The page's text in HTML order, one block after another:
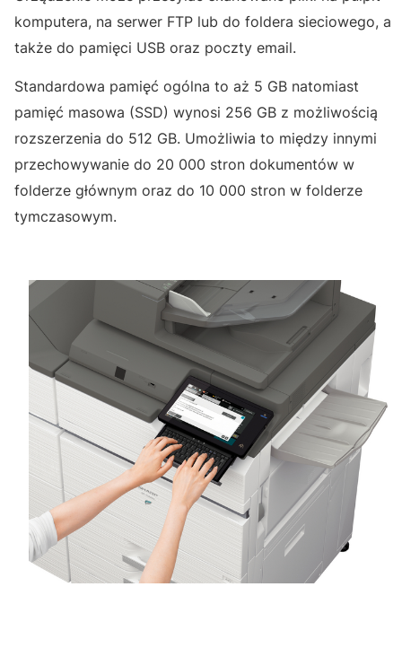
komputera, na serwer FTP lub do foldera sieciowego, a
także do pamięci USB oraz poczty email.
Standardowa pamięć ogólna to aż 5 GB natomiast
pamięć masowa (SSD) wynosi 256 GB z możliwością
rozszerzenia do 512 GB. Umożliwia to między innymi
przechowywanie do 20 000 stron dokumentów w
folderze głównym oraz do 10 000 stron w folderze
tymczasowym.